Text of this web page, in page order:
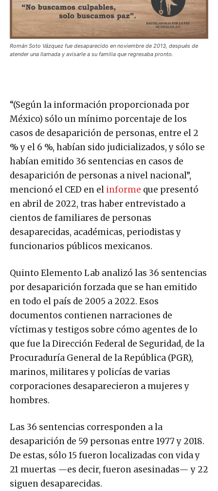
Román Soto Vázquez fue desaparecido en noviembre de 2013, después de
atender una llamada y avisarle a su familia que regresaba pronto.
“(Según la información proporcionada por
México) sólo un mínimo porcentaje de los
casos de desaparición de personas, entre el 2
% y el 6 %, habían sido judicializados, y sólo se
habían emitido 36 sentencias en casos de
desaparición de personas a nivel nacional”,
mencionó el CED en el informe
que presentó
en abril de 2022, tras haber entrevistado a
cientos de familiares de personas
desaparecidas, académicas, periodistas y
funcionarios públicos mexicanos.
Quinto Elemento Lab analizó las 36 sentencias
por desaparición forzada que se han emitido
en todo el país de 2005 a 2022. Esos
documentos contienen narraciones de
víctimas y testigos sobre cómo agentes de lo
que fue la Dirección Federal de Seguridad, de la
Procuraduría General de la República (PGR),
marinos, militares y policías de varias
corporaciones desaparecieron a mujeres y
hombres.
Las 36 sentencias corresponden a la
desaparición de 59 personas entre 1977 y 2018.
De estas, sólo 15 fueron localizadas con vida y
21 muertas —es decir, fueron asesinadas— y 22
siguen desaparecidas.